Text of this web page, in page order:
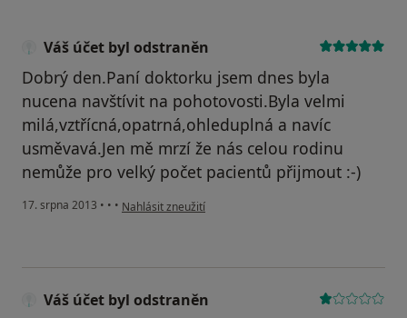
Váš účet byl odstraněn
Dobrý den.Paní doktorku jsem dnes byla
nucena navštívit na pohotovosti.Byla velmi
milá,vztřícná,opatrná,ohleduplná a navíc
usměvavá.Jen mě mrzí že nás celou rodinu
nemůže pro velký počet pacientů přijmout :-)
17. srpna 2013 • • • podle názoru uživatele Váš účet byl odstraněn
Nahlásit zneužití
Váš účet byl odstraněn